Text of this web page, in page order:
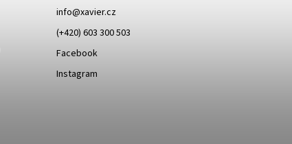
info@xavier.cz
(+420) 603 300 503
Facebook
Instagram